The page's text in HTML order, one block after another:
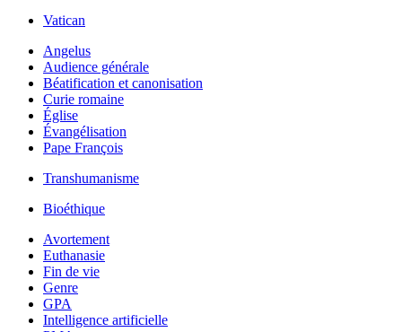
Vatican
Angelus
Audience générale
Béatification et canonisation
Curie romaine
Église
Évangélisation
Pape François
Transhumanisme
Bioéthique
Avortement
Euthanasie
Fin de vie
Genre
GPA
Intelligence artificielle